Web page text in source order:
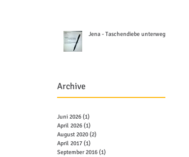
Jena - Taschendiebe unterwegs
Archive
Juni 2026 (1)
April 2026 (1)
August 2020 (2)
April 2017 (1)
September 2016 (1)